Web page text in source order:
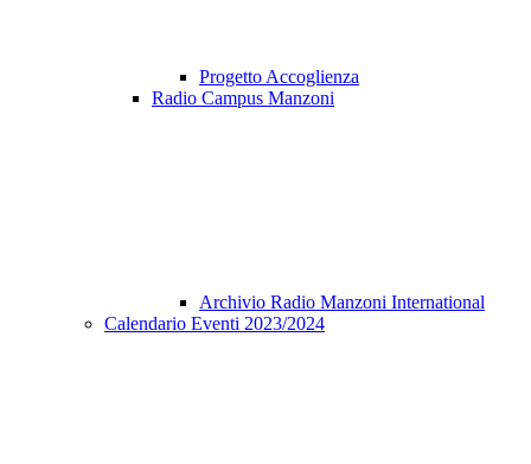
Progetto Accoglienza
Radio Campus Manzoni
Archivio Radio Manzoni International
Calendario Eventi 2023/2024